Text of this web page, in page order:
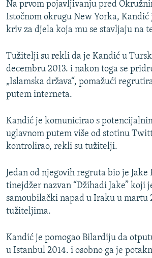
Na prvom pojavljivanju pred
Istočnom okrugu New Yorka, Kandić
kriv za djela koja mu se stavljaju na
Tužitelji su rekli da je Kandić u
decembru 2013. i nakon toga se
„Islamska država“, pomažući
putem interneta.
Kandić je komunicirao s
uglavnom putem više od stotinu
kontrolirao, rekli su tužitelji.
Jedan od njegovih regruta bio je
tinejdžer nazvan “Džihadi Jake” koji
samoubilački napad u Iraku u martu
tužiteljima.
Kandić je pomogao Bilardiju da
u Istanbul 2014. i osobno ga je